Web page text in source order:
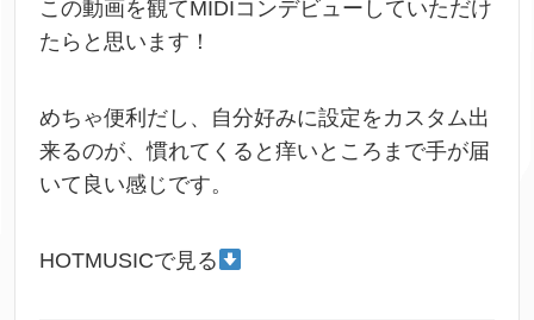
この動画を観てMIDIコンデビューしていただけ
たらと思います！
めちゃ便利だし、自分好みに設定をカスタム出
来るのが、慣れてくると痒いところまで手が届
いて良い感じです。
HOTMUSICで見る